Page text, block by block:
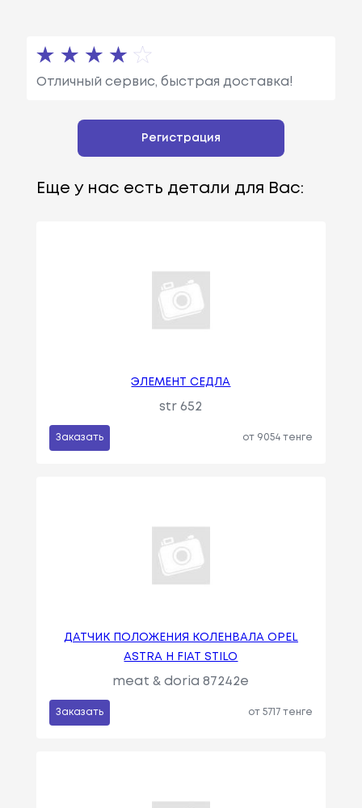
Отличный сервис, быстрая доставка!
Регистрация
Еще у нас есть детали для Вас:
ЭЛЕМЕНТ СЕДЛА
str 652
Заказать от 9054 тенге
ДАТЧИК ПОЛОЖЕНИЯ КОЛЕНВАЛА OPEL
ASTRA H FIAT STILO
meat & doria 87242e
Заказать от 5717 тенге